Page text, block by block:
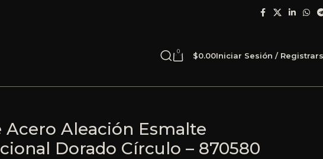
0 $0.00Iniciar Sesión /
Acero Aleación Esmalte
Dorado Círculo – 870580